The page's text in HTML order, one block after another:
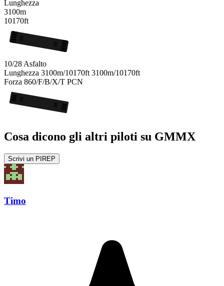
Lunghezza
3100m
10170ft
28
10
10/28 Asfalto
Lunghezza 3100m/10170ft 3100m/10170ft
Forza 860/F/B/X/T PCN
28
10
Cosa dicono gli altri piloti su GMMX
Scrivi un PIREP
Timo